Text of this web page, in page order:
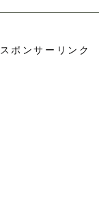
スポンサーリンク